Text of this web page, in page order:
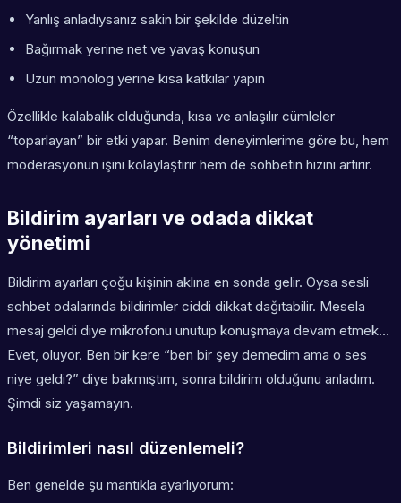
Yanlış anladıysanız sakin bir şekilde düzeltin
Bağırmak yerine net ve yavaş konuşun
Uzun monolog yerine kısa katkılar yapın
Özellikle kalabalık olduğunda, kısa ve anlaşılır cümleler
“toparlayan” bir etki yapar. Benim deneyimlerime göre bu, hem
moderasyonun işini kolaylaştırır hem de sohbetin hızını artırır.
Bildirim ayarları ve odada dikkat
yönetimi
Bildirim ayarları çoğu kişinin aklına en sonda gelir. Oysa sesli
sohbet odalarında bildirimler ciddi dikkat dağıtabilir. Mesela
mesaj geldi diye mikrofonu unutup konuşmaya devam etmek…
Evet, oluyor. Ben bir kere “ben bir şey demedim ama o ses
niye geldi?” diye bakmıştım, sonra bildirim olduğunu anladım.
Şimdi siz yaşamayın.
Bildirimleri nasıl düzenlemeli?
Ben genelde şu mantıkla ayarlıyorum: